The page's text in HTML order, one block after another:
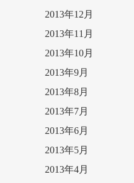
2013年12月
2013年11月
2013年10月
2013年9月
2013年8月
2013年7月
2013年6月
2013年5月
2013年4月